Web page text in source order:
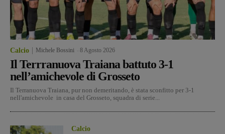
Calcio Michele Bossini 8 Agosto 2026
Il Terrranuova Traiana battuto 3-1
nell’amichevole di Grosseto
Il Terranuova Traiana, pur non demeritando, è stata sconfitto per 3-1
nell'amichevole in casa del Grosseto, squadra di serie...
Calcio